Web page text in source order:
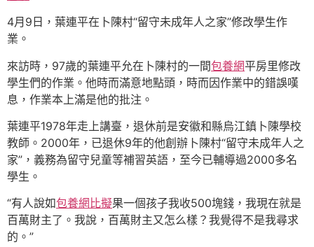
4月9日，葉連平在卜陳村“留守未成年人之家”修改學生作
業。
來訪時，97歲的葉連平允在卜陳村的一間包養網平房里修改
學生們的作業。他時而滿意地點頭，時而因作業中的錯誤嘆
息，作業本上滿是他的批注。
葉連平1978年走上講臺，退休前是安徽和縣烏江鎮卜陳學校
教師。2000年，已退休9年的他創辦卜陳村“留守未成年人之
家”，義務為留守兒童等補習英語，至今已輔導過2000多名
學生。
“有人說如包養網比擬果一個孩子我收500塊錢，我現在就是
百萬財主了。我說，百萬財主又怎么樣？我覺得不是我尋求
的。”